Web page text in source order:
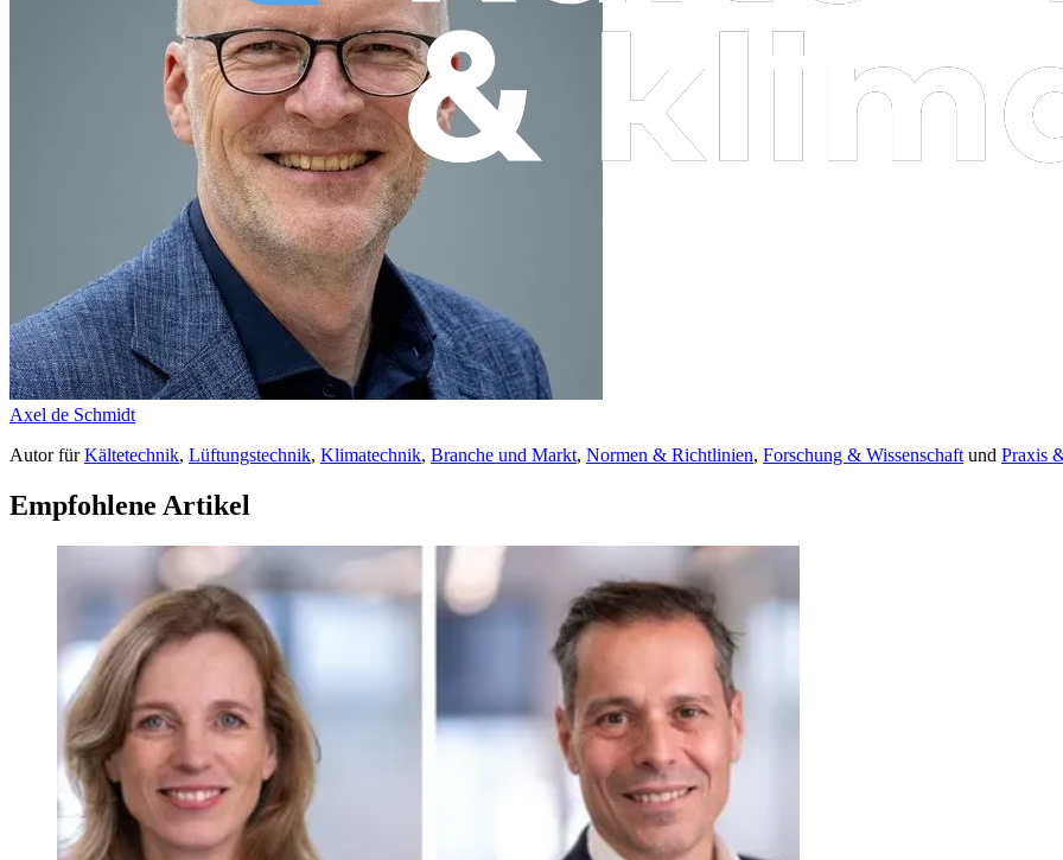
Axel de Schmidt
AutorfürKältetechnik, Lüftungstechnik, Klimatechnik, Branche und Markt, Normen & Richtlinien, Forschung & Wissenschaftund Praxis
Empfohlene Artikel